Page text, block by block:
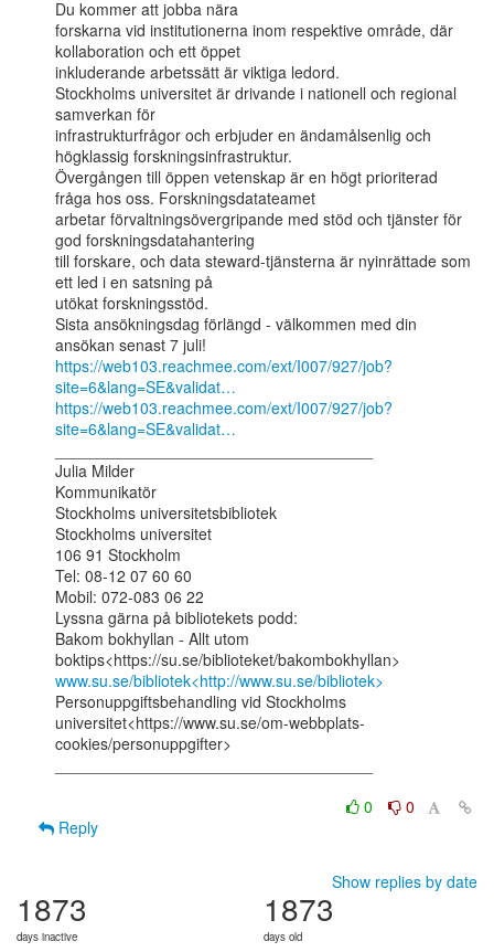
Du kommer att jobba nära
forskarna vid institutionerna inom respektive område, där
kollaboration och ett öppet
inkluderande arbetssätt är viktiga ledord.
Stockholms universitet är drivande i nationell och regional
samverkan för
infrastrukturfrågor och erbjuder en ändamålsenlig och
högklassig forskningsinfrastruktur.
Övergången till öppen vetenskap är en högt prioriterad
fråga hos oss. Forskningsdatateamet
arbetar förvaltningsövergripande med stöd och tjänster för
god forskningsdatahantering
till forskare, och data steward-tjänsterna är nyinrättade som
ett led i en satsning på
utökat forskningsstöd.
Sista ansökningsdag förlängd - välkommen med din
https://web103.reachmee.com/ext/I007/927/job?
site=6&lang=SE&validat…
https://web103.reachmee.com/ext/I007/927/job?
site=6&lang=SE&validat…
Julia Milder
Kommunikatör
Stockholms universitetsbibliotek
Stockholms universitet
106 91 Stockholm
Tel: 08-12 07 60 60
Mobil: 072-083 06 22
Lyssna gärna på bibliotekets podd:
Bakom bokhyllan - Allt utom
www.su.se/bibliotek<http://www.su.se/bibliotek>
Personuppgiftsbehandling vid Stockholms
universitet<https://www.su.se/om-webbplats-
cookies/personuppgifter>
0
0
Reply
Show replies by date
1873
days inactive
1873
days old